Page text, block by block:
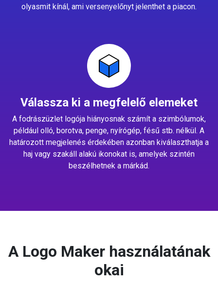
olyasmit kínál, ami versenyelőnyt jelenthet a piacon.
Válassza ki a megfelelő elemeket
A fodrászüzlet logója hiányosnak számít a szimbólumok,
például olló, borotva, penge, nyírógép, fésű stb. nélkül. A
határozott megjelenés érdekében azonban kiválaszthatja a
haj vagy szakáll alakú ikonokat is, amelyek szintén
beszélhetnek a márkád.
A Logo Maker használatának
okai